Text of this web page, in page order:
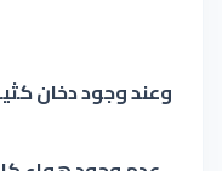
وعند وجود دخان